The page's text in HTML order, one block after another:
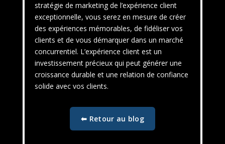
stratégie de marketing de l’expérience client
exceptionnelle, vous serez en mesure de créer
des expériences mémorables, de fidéliser vos
clients et de vous démarquer dans un marché
concurrentiel. L’expérience client est un
investissement précieux qui peut générer une
croissance durable et une relation de confiance
solide avec vos clients.
⬅ Retour au blog